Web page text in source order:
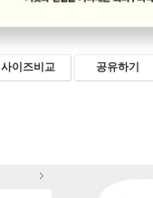
사이즈비교 공유하기